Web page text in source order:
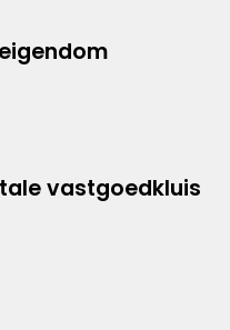
vastgoedkluis